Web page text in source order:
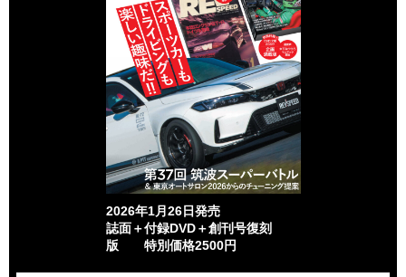
2026年1月26日発売
誌面＋付録DVD＋創刊号復刻
版 特別価格2500円